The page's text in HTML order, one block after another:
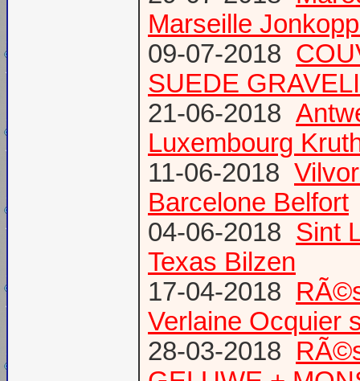
Marseille
09-07-2018
SUEDE
21-06-2018
Luxembourg
11-06-2018
Barcelone Belfort
04-06-2018 Sint
Texas Bilzen
17-04-2018
Verlaine Ocquier
28-03-2018